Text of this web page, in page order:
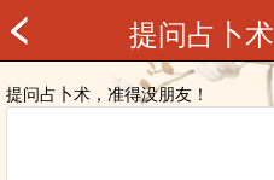
提问占卜术
提问占卜术，准得没朋友！